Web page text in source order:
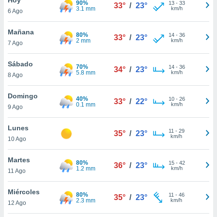
en
más
nuestra
de
cookies
aceptar
6 Ago
90%
3.1 mm
33° / 23° 13- 33
km/h
Mañana
7 Ago
80%
2 mm
33° / 23° 14- 36
km/h
Sábado
8 Ago
70%
5.8 mm
34° / 23° 14- 36
km/h
Domingo
9 Ago
40%
0.1 mm
33° / 22° 10- 26
km/h
Lunes
10 Ago
35° / 23° 11 - 29
km/h
Martes
11 Ago
80%
1.2 mm
36° / 23° 15- 42
km/h
Miércoles
12 Ago
80%
2.3 mm
35° / 23° 11 - 46
km/h